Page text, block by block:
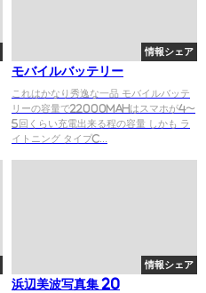
情報シェア
モバイルバッテリー
これはかなり秀逸な一品 モバイルバッテ
リーの容量で22000mAhはスマホが4〜
5回くらい充電出来る程の容量 しかも ラ
イトニング タイプC...
情報シェア
浜辺美波写真集 20